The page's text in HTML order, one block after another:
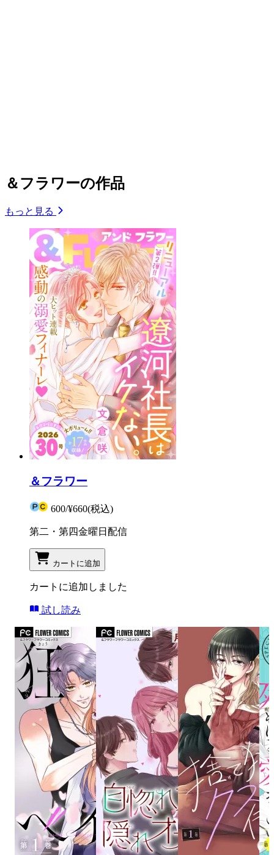
＆フラワーの作品
もっと見る
＆フラワー
600/¥660(税込)
第二・第四金曜日配信
カートに追加
カートに追加しました
試し読み